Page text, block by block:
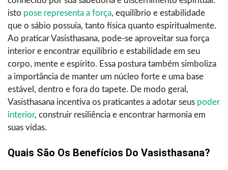
isto pose representa a força, equilíbrio e estabilidade
que o sábio possuía, tanto física quanto espiritualmente.
Ao praticar Vasisthasana, pode-se aproveitar sua força
interior e encontrar equilíbrio e estabilidade em seu
corpo, mente e espírito. Essa postura também simboliza
a importância de manter um núcleo forte e uma base
estável, dentro e fora do tapete. De modo geral,
Vasisthasana incentiva os praticantes a adotar seus poder
interior, construir resiliência e encontrar harmonia em
suas vidas.
Quais São Os Benefícios Do Vasisthasana?